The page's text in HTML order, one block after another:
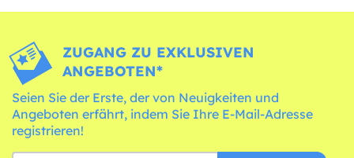
ZUGANG ZU EXKLUSIVEN
ANGEBOTEN*
Seien Sie der Erste, der von Neuigkeiten und
Angeboten erfährt, indem Sie Ihre E-Mail-Adresse
registrieren!